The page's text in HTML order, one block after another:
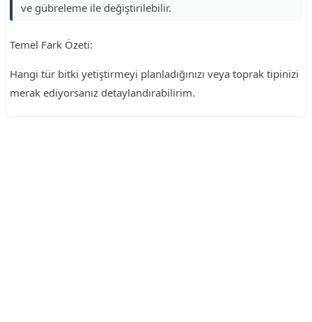
ve gübreleme ile değiştirilebilir.
Temel Fark Özeti:
Hangi tür bitki yetiştirmeyi planladığınızı veya toprak tipinizi
merak ediyorsanız detaylandırabilirim.